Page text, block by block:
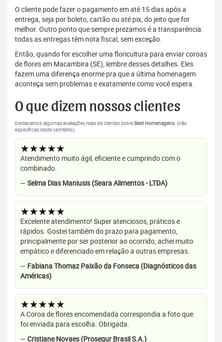
O cliente pode fazer o pagamento em até 15 dias após a
entrega, seja por boleto, cartão ou até pix, do jeito que for
melhor. Outro ponto que sempre prezamos é a transparência:
todas as entregas têm nota fiscal, sem exceção.
Então, quando for escolher uma floricultura para enviar coroas
de flores em Macambira (SE), lembre desses detalhes. Eles
fazem uma diferença enorme pra que a última homenagem
aconteça sem problemas e exatamente como você espera.
O que dizem nossos clientes
Destacamos algumas avaliações reais de clientes sobre Best Homenagens. (não
específicas deste cemitério).
★★★★★
Atendimento muito ágil, eficiente e cumprindo com o
combinado.
— Selma Dias Maniusis (Seara Alimentos - LTDA)
★★★★★
Excelente atendimento! Super atenciosos, práticos e
rápidos. Gostei também do prazo para pagamento,
principalmente por ser posterior ao ocorrido, achei muito
empático e diferenciado em relação a outras empresas.
— Fabiana Thomaz Paixão da Fonseca (Diagnósticos das
Américas)
★★★★★
A Coroa de flores encomendada correspondia a foto que
foi enviada para escolha. Obrigada.
— Cristiane Novaes (Prosegur Brasil S.A.)